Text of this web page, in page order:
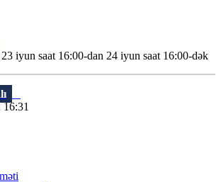
iyun saat 16:00-dan 24 iyun saat 16:00-dək
16:31